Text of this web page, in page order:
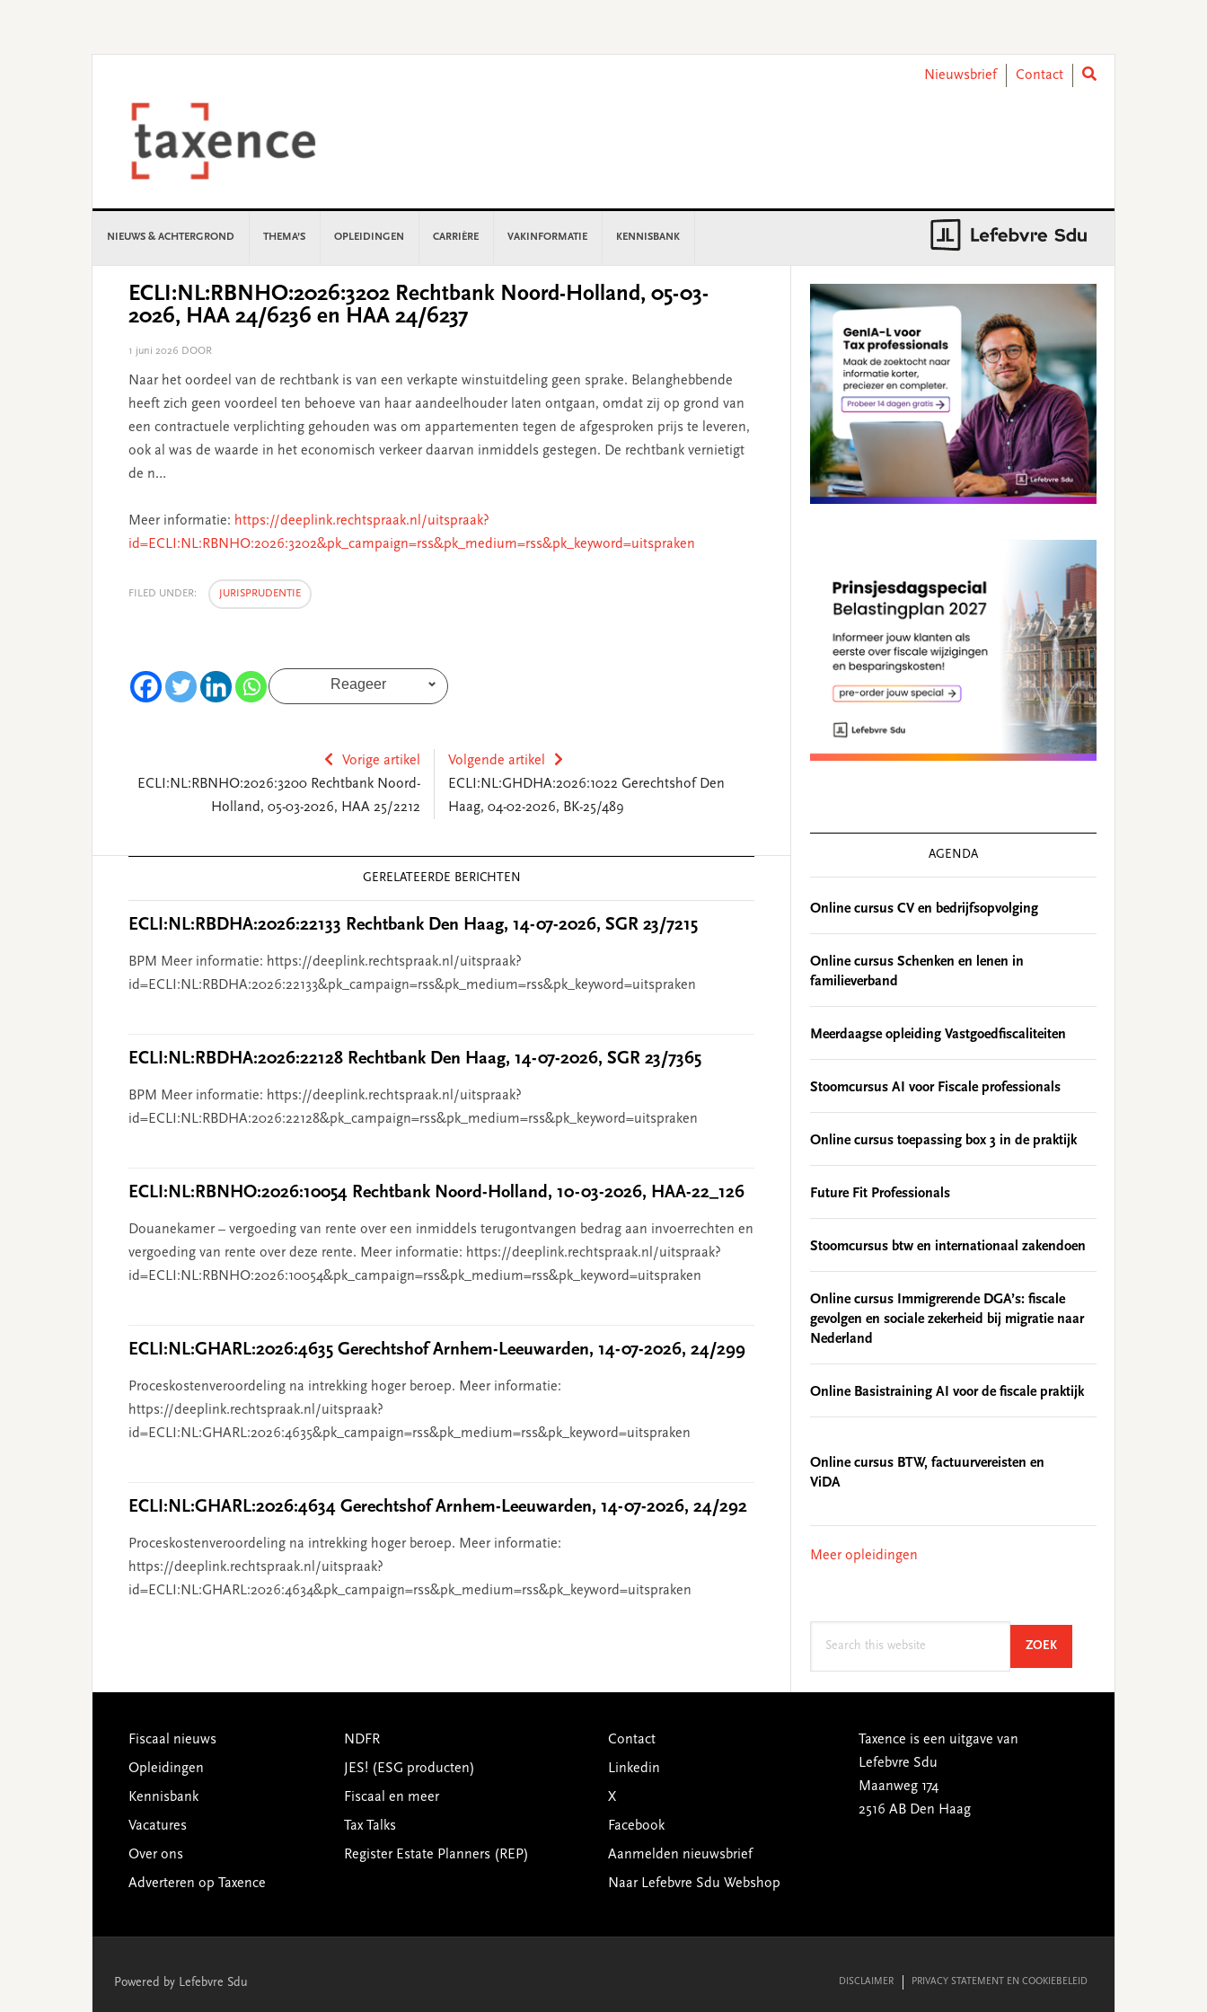
Nieuwsbrief
Contact
NIEUWS & ACHTERGROND THEMA’S OPLEIDINGEN CARRIÈRE VAKINFORMATIE KENNISBANK
ECLI:NL:RBNHO:2026:3202 Rechtbank Noord-Holland, 05-03-
2026, HAA 24/6236 en HAA 24/6237
1 juni 2026 DOOR
Naar het oordeel van de rechtbank is van een verkapte winstuitdeling geen sprake. Belanghebbende
heeft zich geen voordeel ten behoeve van haar aandeelhouder laten ontgaan, omdat zij op grond van
een contractuele verplichting gehouden was om appartementen tegen de afgesproken prijs te leveren,
ook al was de waarde in het economisch verkeer daarvan inmiddels gestegen. De rechtbank vernietigt
de n…
Meer informatie: https://deeplink.rechtspraak.nl/uitspraak?
id=ECLI:NL:RBNHO:2026:3202&pk_campaign=rss&pk_medium=rss&pk_keyword=uitspraken
FILED UNDER: JURISPRUDENTIE
Reageer
Vorige artikel
ECLI:NL:RBNHO:2026:3200 Rechtbank Noord-
Holland, 05-03-2026, HAA 25/2212
Volgende artikel
ECLI:NL:GHDHA:2026:1022 Gerechtshof Den
Haag, 04-02-2026, BK-25/489
GERELATEERDE BERICHTEN
ECLI:NL:RBDHA:2026:22133 Rechtbank Den Haag, 14-07-2026, SGR 23/7215
BPM Meer informatie: https://deeplink.rechtspraak.nl/uitspraak?
id=ECLI:NL:RBDHA:2026:22133&pk_campaign=rss&pk_medium=rss&pk_keyword=uitspraken
ECLI:NL:RBDHA:2026:22128 Rechtbank Den Haag, 14-07-2026, SGR 23/7365
BPM Meer informatie: https://deeplink.rechtspraak.nl/uitspraak?
id=ECLI:NL:RBDHA:2026:22128&pk_campaign=rss&pk_medium=rss&pk_keyword=uitspraken
ECLI:NL:RBNHO:2026:10054 Rechtbank Noord-Holland, 10-03-2026, HAA-22_126
Douanekamer – vergoeding van rente over een inmiddels terugontvangen bedrag aan invoerrechten en
vergoeding van rente over deze rente. Meer informatie: https://deeplink.rechtspraak.nl/uitspraak?
id=ECLI:NL:RBNHO:2026:10054&pk_campaign=rss&pk_medium=rss&pk_keyword=uitspraken
ECLI:NL:GHARL:2026:4635 Gerechtshof Arnhem-Leeuwarden, 14-07-2026, 24/299
Proceskostenveroordeling na intrekking hoger beroep. Meer informatie:
https://deeplink.rechtspraak.nl/uitspraak?
id=ECLI:NL:GHARL:2026:4635&pk_campaign=rss&pk_medium=rss&pk_keyword=uitspraken
ECLI:NL:GHARL:2026:4634 Gerechtshof Arnhem-Leeuwarden, 14-07-2026, 24/292
Proceskostenveroordeling na intrekking hoger beroep. Meer informatie:
https://deeplink.rechtspraak.nl/uitspraak?
id=ECLI:NL:GHARL:2026:4634&pk_campaign=rss&pk_medium=rss&pk_keyword=uitspraken
Sidebar
AGENDA
Online cursus CV en bedrijfsopvolging
Online cursus Schenken en lenen in
familieverband
Meerdaagse opleiding Vastgoedfiscaliteiten
Stoomcursus AI voor Fiscale professionals
Online cursus toepassing box 3 in de praktijk
Future Fit Professionals
Stoomcursus btw en internationaal zakendoen
Online cursus Immigrerende DGA’s: fiscale
gevolgen en sociale zekerheid bij migratie naar
Nederland
Online Basistraining AI voor de fiscale praktijk
Online cursus BTW, factuurvereisten en
ViDA
Meer opleidingen
ZOEKSEARCH
Footer
Fiscaal nieuws
Opleidingen
Kennisbank
Vacatures
Over ons
Adverteren op Taxence
NDFR
JES! (ESG producten)
Fiscaal en meer
Tax Talks
Register Estate Planners (REP)
Contact
Linkedin
X
Facebook
Aanmelden nieuwsbrief
Naar Lefebvre Sdu Webshop
Taxence is een uitgave van
Lefebvre Sdu
Maanweg 174
2516 AB Den Haag
Powered by Lefebvre Sdu DISCLAIMER PRIVACY STATEMENT EN COOKIEBELEID